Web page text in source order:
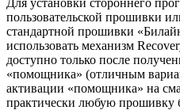
пользовательской прошивки
стандартной прошивки
использовать механизм
доступно только после
«помощника» (отличным
активации «помощника» на
практически любую прошивку